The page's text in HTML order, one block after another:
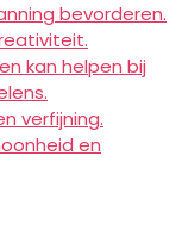
bevorderen.
kan helpen bij
verfijning.
en